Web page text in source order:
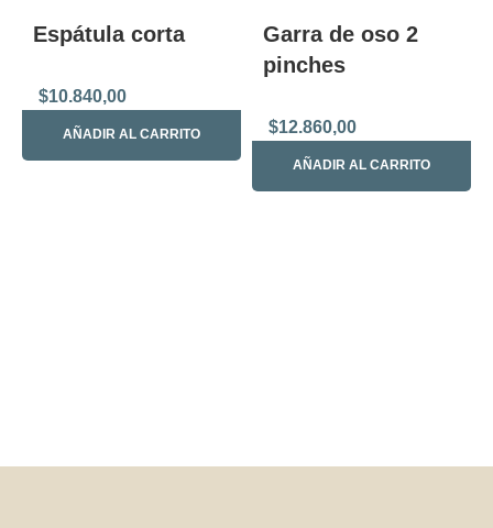
Espátula corta
$10.840,00
AÑADIR AL CARRITO
Garra de oso 2
pinches
$12.860,00
AÑADIR AL CARRITO